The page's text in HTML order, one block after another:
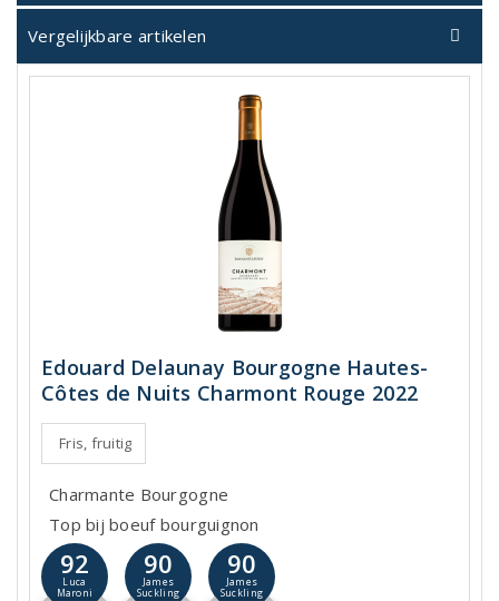
Vergelijkbare artikelen
Edouard Delaunay Bourgogne Hautes-
Côtes de Nuits Charmont Rouge 2022
Fris, fruitig
Charmante Bourgogne
Top bij boeuf bourguignon
92
Luca
Maroni
90
James
Suckling
90
James
Suckling